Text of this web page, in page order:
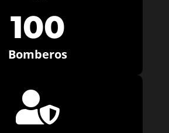
100
Bomberos
